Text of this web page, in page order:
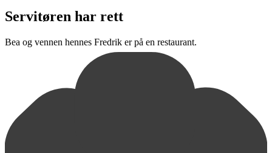
Servitøren har rett
Bea og vennen hennes Fredrik er på en restaurant.